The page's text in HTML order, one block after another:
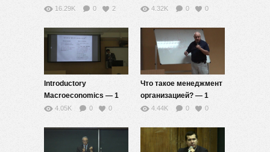
16.29K 0 2 4.32K 0 0
Introductory
Macroeconomics — 1
4.05K 0 0
Что такое менеджмент
организацией? — 1
4.44K 0 0